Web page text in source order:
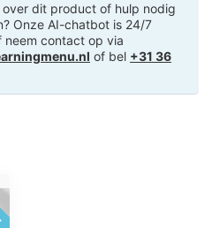
dit product of hulp nodig
Onze AI-chatbot is 24/7
neem contact op via
of bel +31 36